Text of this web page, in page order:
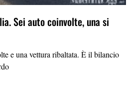
Sei auto coinvolte, una si
e una vettura ribaltata. È il bilancio